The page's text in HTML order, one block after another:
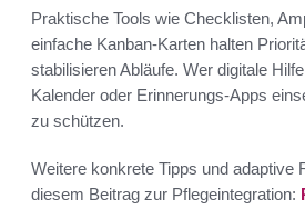
Praktische Tools wie Checklisten,
einfache Kanban-Karten halten
stabilisieren Abläufe. Wer digitale
Kalender oder Erinnerungs-Apps
zu schützen.
Weitere konkrete Tipps und adaptive
diesem Beitrag zur Pflegeintegration: